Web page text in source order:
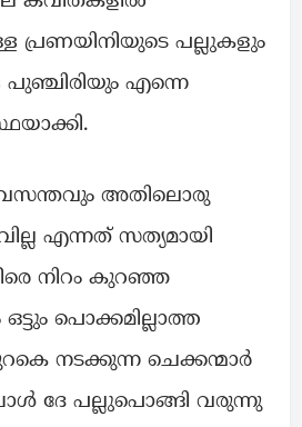
പ്രണയിനിയുടെ പല്ലുകളും
എന്നെ
വസന്തവും അതിലൊരു
എന്നത് സത്യമായി
നിറം കുറഞ്ഞ
പൊക്കമില്ലാത്ത
നടക്കുന്ന ചെക്കന്മാർ
ദേ പല്ലുപൊങ്ങി വരുന്നു